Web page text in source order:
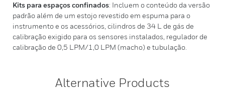
Kits para espaços confinados: Incluem o conteúdo da versão
padrão além de um estojo revestido em espuma para o
instrumento e os acessórios, cilindros de 34 L de gás de
calibração exigido para os sensores instalados, regulador de
calibração de 0,5 LPM/1,0 LPM (macho) e tubulação.
Alternative Products